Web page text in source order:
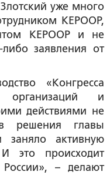
уже много
КЕРООР,
КЕРООР и не
заявления от
«Конгресса
организаций и
действиями не
решения главы
заняло активную
это происходит
– делают